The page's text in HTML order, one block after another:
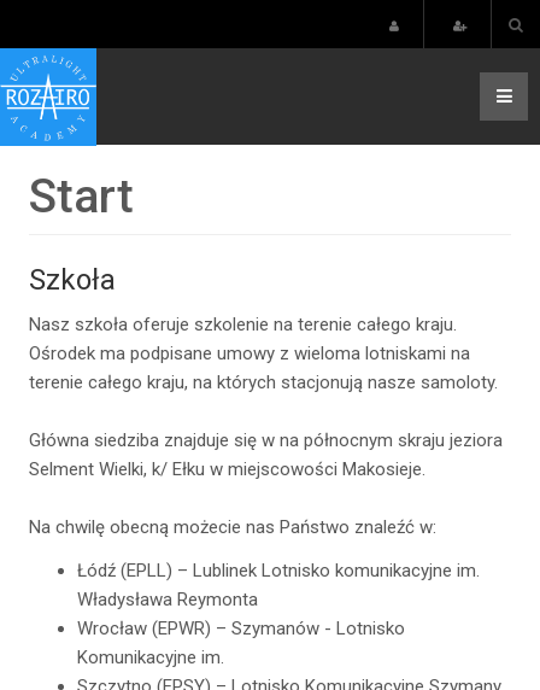
Start
Szkoła
Nasz szkoła oferuje szkolenie na terenie całego kraju.
Ośrodek ma podpisane umowy z wieloma lotniskami na
terenie całego kraju, na których stacjonują nasze samoloty.
Główna siedziba znajduje się w na północnym skraju jeziora
Selment Wielki, k/ Ełku w miejscowości Makosieje.
Na chwilę obecną możecie nas Państwo znaleźć w:
Łódź (EPLL) – Lublinek Lotnisko komunikacyjne im.
Władysława Reymonta
Wrocław (EPWR) – Szymanów - Lotnisko
Komunikacyjne im.